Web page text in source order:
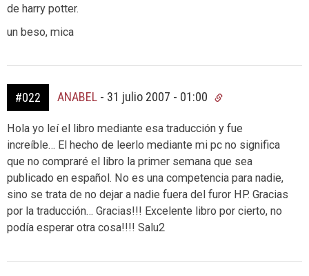
de harry potter.
un beso, mica
#022 ANABEL - 31 julio 2007 - 01:00
Hola yo leí el libro mediante esa traducción y fue
increíble… El hecho de leerlo mediante mi pc no significa
que no compraré el libro la primer semana que sea
publicado en español. No es una competencia para nadie,
sino se trata de no dejar a nadie fuera del furor HP. Gracias
por la traducción… Gracias!!! Excelente libro por cierto, no
podía esperar otra cosa!!!! Salu2